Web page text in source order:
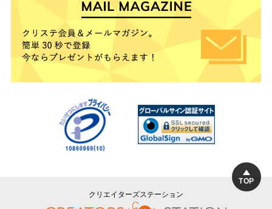
TOP
クリエイターズステーション